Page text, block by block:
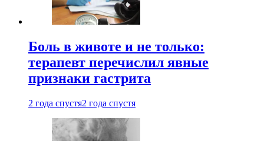
Боль в животе и не только:
терапевт перечислил явные
признаки гастрита
2 года спустя2 года спустя